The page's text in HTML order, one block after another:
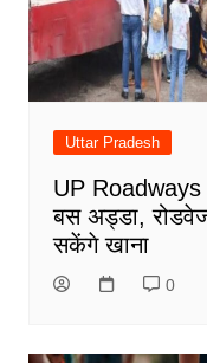
Uttar Pradesh
UP Roadways :
बस अड्डा,
सकेंगे खाना
0